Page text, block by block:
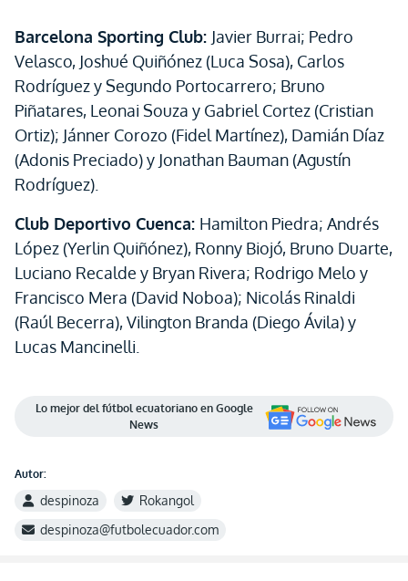
Barcelona Sporting Club: Javier Burrai; Pedro
Velasco, Joshué Quiñónez (Luca Sosa), Carlos
Rodríguez y Segundo Portocarrero; Bruno
Piñatares, Leonai Souza y Gabriel Cortez (Cristian
Ortiz); Jánner Corozo (Fidel Martínez), Damián Díaz
(Adonis Preciado) y Jonathan Bauman (Agustín
Rodríguez).
Club Deportivo Cuenca: Hamilton Piedra; Andrés
López (Yerlin Quiñónez), Ronny Biojó, Bruno Duarte,
Luciano Recalde y Bryan Rivera; Rodrigo Melo y
Francisco Mera (David Noboa); Nicolás Rinaldi
(Raúl Becerra), Vilington Branda (Diego Ávila) y
Lucas Mancinelli.
Lo mejor del fútbol ecuatoriano en Google
News
Autor:
despinoza
Rokangol
despinoza@futbolecuador.com